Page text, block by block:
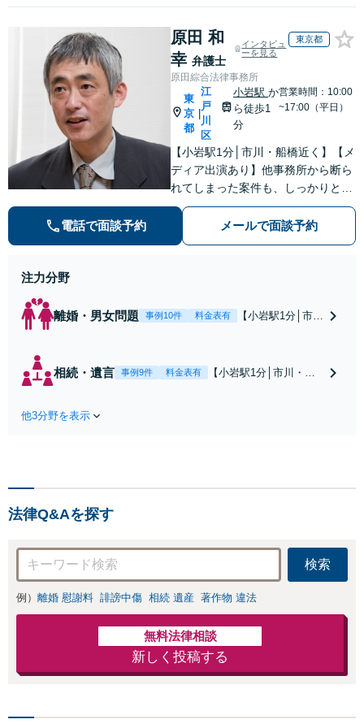
原田 和
幸 弁護士
インタビュ
ーを見る
東京都
原田綜合法律事務所
東
京
都
江
戸
川
区
小岩駅か
ら徒歩1
分
営業時間：10:00
~17:00（平日）
【小岩駅1分│市川・船橋近く】【メ
ディア出演あり】他事務所から断ら
れてしまった案件も、しっかりと面
談し、法的アドバイスをいたします
【解決実績約1000件】豊富な離婚調
停・裁判実績あり【不動産業界出
電話で面談予約 メールで面談予約
注力分野
離婚・男女問題 事例10件 料金表有
【小岩駅1分│市
回避、裁判提起前
の和解、子の認知
相続・遺言 事例9件 料金表有
【小岩駅1分│市川・船
しい地域の皆さまも、
休日対応可】
他3分野を表示
法律Q&Aを探す
検索
例） 離婚 慰謝料 誹謗中傷 相続 遺産 著作物 違法
無料法律相談
新しく投稿する